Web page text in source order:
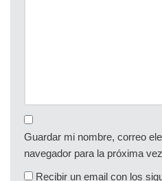
Guardar mi nombre, correo
navegador para la próxima
Recibir un email con los